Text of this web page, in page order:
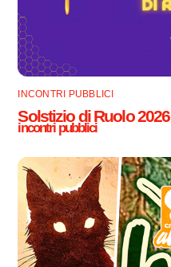
INCONTRI PUBBLICI
Solstizio di Ruolo 2026
incontri pubblici